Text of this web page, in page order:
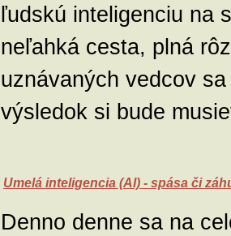
ľudskú inteligenciu na
neľahká cesta, plná
uznávaných vedcov
výsledok si bude
Umelá inteligencia (AI) - spása či
Denno denne sa na